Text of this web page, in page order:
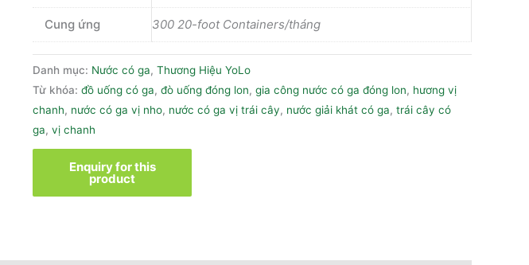
Cung ứng 300 20-foot Containers/tháng
Danh mục: Nước có ga, Thương Hiệu YoLo
Từ khóa: đồ uống có ga, đò uống đóng lon, gia công nước có ga đóng lon, hương vị
chanh, nước có ga vị nho, nước có ga vị trái cây, nước giải khát có ga, trái cây có
ga, vị chanh